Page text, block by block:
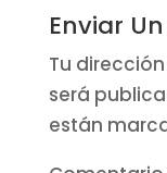
Enviar
Tu
será
están